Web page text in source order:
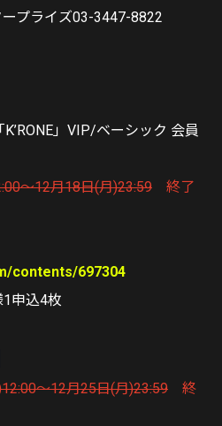
プライズ03-3447-8822
K’RONE」VIP/ベーシック 会員
～12月18日(月)23:59 終了
contents/697304
申込4枚
～12月25日(月)23:59 終